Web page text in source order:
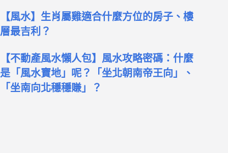
【風水】生肖屬雞適合什麼方位的房子、樓
層最吉利？
【不動產風水懶人包】風水攻略密碼：什麼
是「風水寶地」呢？「坐北朝南帝王向」、
「坐南向北穩穩賺」？